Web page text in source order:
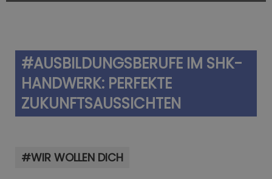
#AUSBILDUNGSBERUFE IM SHK-
HANDWERK: PERFEKTE
ZUKUNFTSAUSSICHTEN
#WIR WOLLEN DICH